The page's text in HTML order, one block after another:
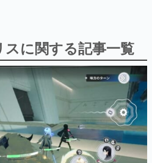
産業やカルチャーに与えた影響を探る企
ーム産業史
ーム史における主要なトピック・タイト
、開発者へのインタビューや識者による
年の歴史が一望できる決定版！
ゲームクリエイターの青春〜
ンと箸』等で知られるマンガ家・田中圭
ム業界レポートマンガです。
に関する記事一覧